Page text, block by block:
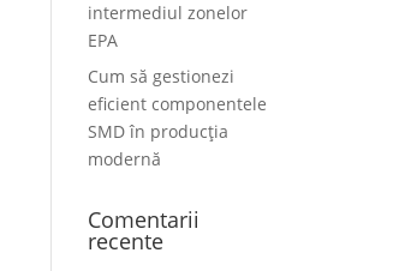
intermediul zonelor
EPA
Cum să gestionezi
eficient componentele
SMD în producția
modernă
Comentarii
recente